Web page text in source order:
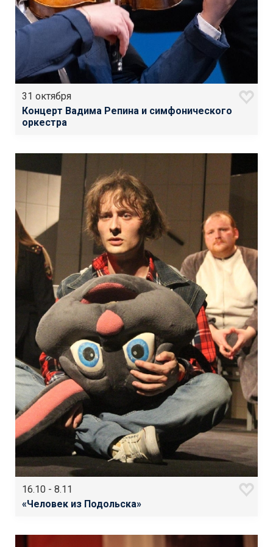
31 октября
Концерт Вадима Репина и симфонического
оркестра
16.10 - 8.11
«Человек из Подольска»